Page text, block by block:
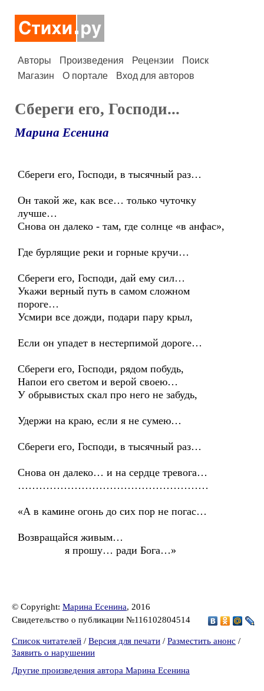
Авторы Произведения Рецензии
Поиск
Магазин
О портале Вход для авторов
Сбереги его, Господи...
Марина Есенина
Сбереги его, Господи, в тысячный раз…
Он такой же, как все… только чуточку
лучше…
Снова он далеко - там, где солнце «в анфас»,
Где бурлящие реки и горные кручи…
Сбереги его, Господи, дай ему сил…
Укажи верный путь в самом сложном
пороге…
Усмири все дожди, подари пару крыл,
Если он упадет в нестерпимой дороге…
Сбереги его, Господи, рядом побудь,
Напои его светом и верой своею…
У обрывистых скал про него не забудь,
Удержи на краю, если я не сумею…
Сбереги его, Господи, в тысячный раз…
Снова он далеко… и на сердце тревога…
………………………………………………
«А в камине огонь до сих пор не погас…
Возвращайся живым…
я прошу… ради Бога…»
© Copyright: Марина Есенина, 2016
Свидетельство о публикации №116102804514
Список читателей / Версия для печати / Разместить анонс /
Заявить о нарушении
Другие произведения автора Марина Есенина